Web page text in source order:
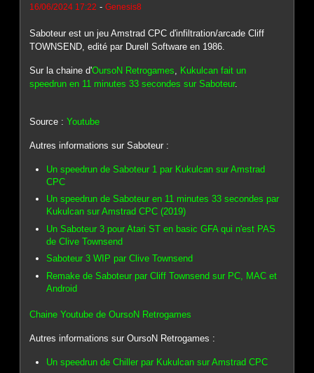
16/06/2024 17:22 -Genesis8
Saboteur est un jeu Amstrad CPC d'infiltration/arcade Cliff
TOWNSEND, edité par Durell Software en 1986.
Sur la chaine d'OursoN Retrogames, Kukulcan fait un
speedrun en 11 minutes 33 secondes sur Saboteur.
Source :Youtube
Autres informations sur Saboteur :
Un speedrun de Saboteur 1 par Kukulcan sur Amstrad
CPC
Un speedrun de Saboteur en 11 minutes 33 secondes par
Kukulcan sur Amstrad CPC (2019)
Un Saboteur 3 pour Atari ST en basic GFA qui n'est PAS
de Clive Townsend
Saboteur 3 WIP par Clive Townsend
Remake de Saboteur par Cliff Townsend sur PC, MAC et
Android
Chaine Youtube de OursoN Retrogames
Autres informations sur OursoN Retrogames :
Un speedrun de Chiller par Kukulcan sur Amstrad CPC